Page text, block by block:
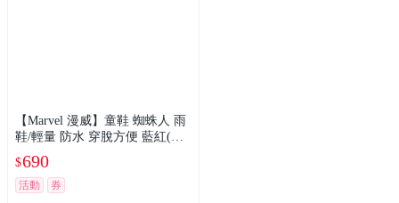
【Marvel 漫威】童鞋 蜘蛛人 雨
鞋/輕量 防水 穿脫方便 藍紅(MN
$690
活動 券